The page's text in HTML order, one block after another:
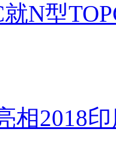
N型
相2018